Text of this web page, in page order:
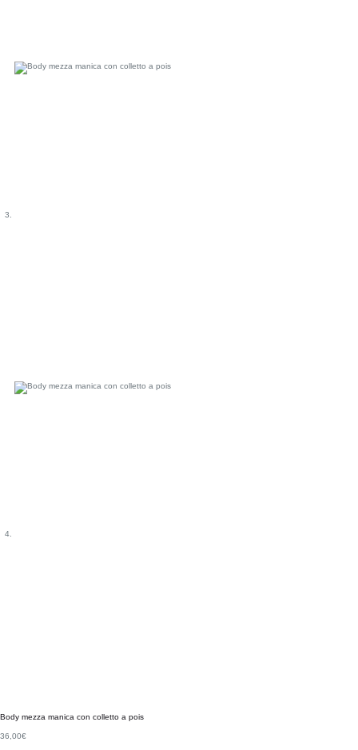
Body mezza manica con colletto a pois
36,00€